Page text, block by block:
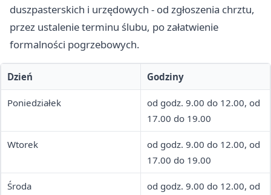
duszpasterskich i urzędowych - od zgłoszenia chrztu,
przez ustalenie terminu ślubu, po załatwienie
formalności pogrzebowych.
Dzień Godziny
Poniedziałek
od godz. 9.00 do 12.00, od
17.00 do 19.00
Wtorek
od godz. 9.00 do 12.00, od
17.00 do 19.00
Środa
od godz. 9.00 do 12.00, od